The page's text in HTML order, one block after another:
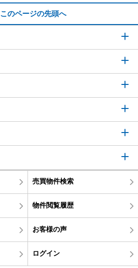
このページの先頭へ
売買物件検索
物件閲覧履歴
お客様の声
ログイン